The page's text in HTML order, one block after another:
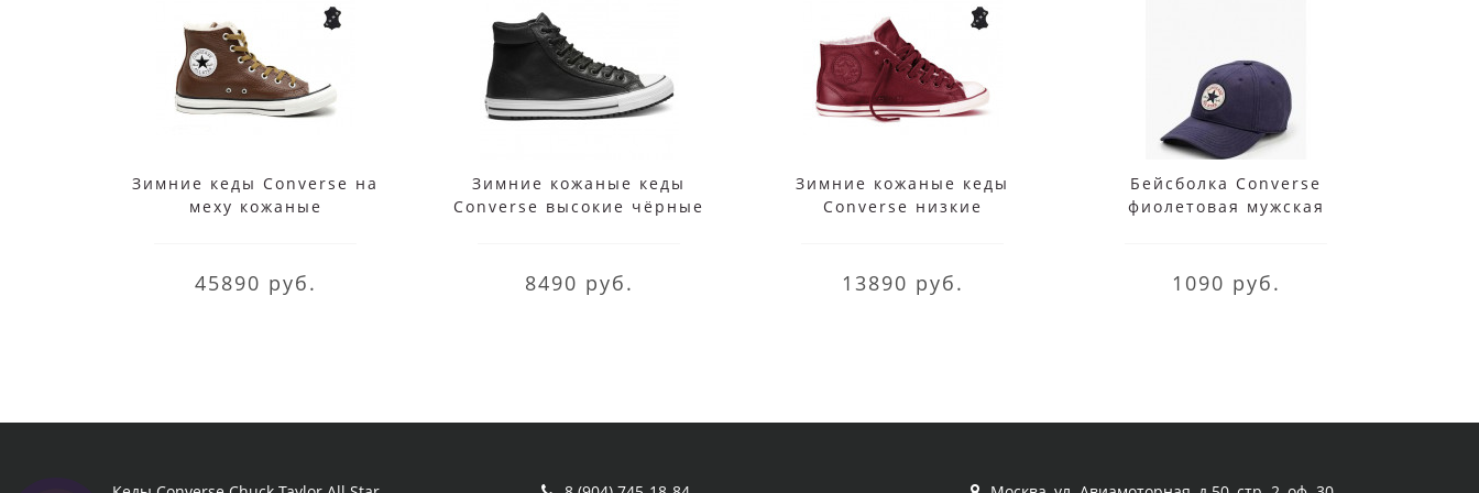
Зимние кеды Converse на
меху кожаные
45890 руб.
Зимние кожаные кеды
Converse высокие чёрные
8490 руб.
Зимние кожаные кеды
Converse низкие
13890 руб.
Бейсболка Converse
фиолетовая мужская
1090 руб.